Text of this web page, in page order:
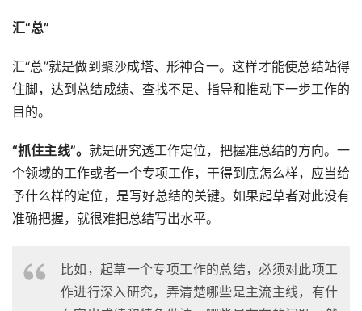
汇“总”
汇“总”就是做到聚沙成塔、形神合一。这样才能使总结站得
住脚，达到总结成绩、查找不足、指导和推动下一步工作的
目的。
“抓住主线”。就是研究透工作定位，把握准总结的方向。一
个领域的工作或者一个专项工作，干得到底怎么样，应当给
予什么样的定位，是写好总结的关键。如果起草者对此没有
准确把握，就很难把总结写出水平。
比如，起草一个专项工作的总结，必须对此项工
作进行深入研究，弄清楚哪些是主流主线，有什